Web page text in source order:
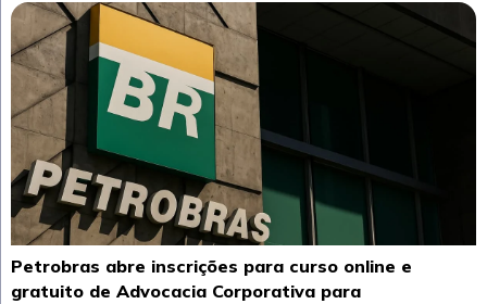
Petrobras abre inscrições para curso online e
gratuito de Advocacia Corporativa para